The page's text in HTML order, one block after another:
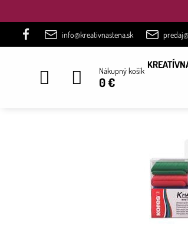
info@kreativnastena.sk
Nákupný košík
0 €